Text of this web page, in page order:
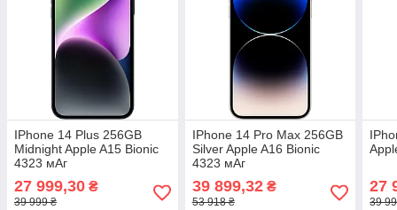
IPhone 14 Plus 256GB
Midnight Apple A15 Bionic
4323 мАг
27 999,30 ₴
39 999 ₴
IPhone 14 Pro Max 256GB
Silver Apple A16 Bionic
4323 мАг
39 899,32₴
53 918 ₴
27
39